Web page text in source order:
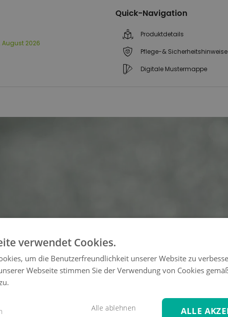
August 2026
Quick-Navigation
Produktdetails
Pflege-& Sicherheitshinweise
Digitale Mustermappe
verwendet Cookies.
um die Benutzerfreundlichkeit unserer Website zu
Webseite stimmen Sie der Verwendung von Cookies
ALLE
Alle ablehnen